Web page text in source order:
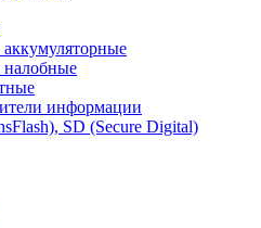
информации
SD (Secure Digital)